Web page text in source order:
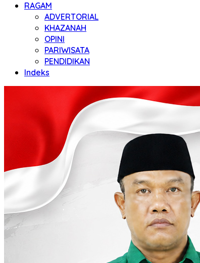
RAGAM
ADVERTORIAL
KHAZANAH
OPINI
PARIWISATA
PENDIDIKAN
Indeks